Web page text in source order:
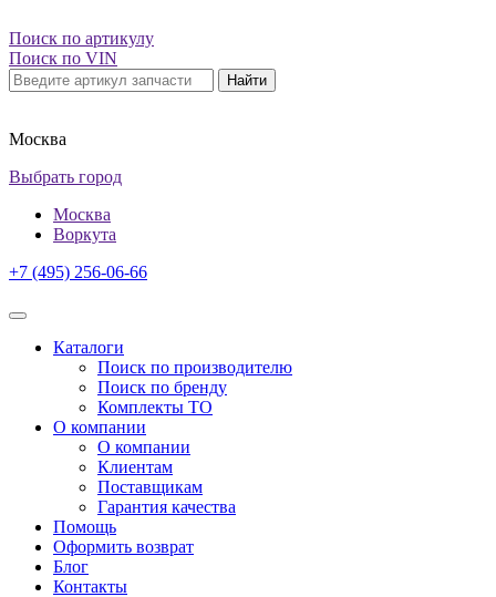
Поиск по артикулу
Поиск по VIN
Найти
Москва
Выбрать город
Москва
Воркута
+7 (495) 256-06-66
Каталоги
Поиск по производителю
Поиск по бренду
Комплекты ТО
О компании
О компании
Клиентам
Поставщикам
Гарантия качества
Помощь
Оформить возврат
Блог
Контакты